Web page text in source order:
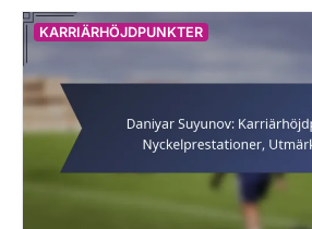
KARRIÄRHÖJDPUNKTER